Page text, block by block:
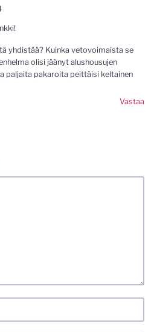
yhdistää? Kuinka vetovoimaista se
olisi jäänyt alushousujen
paljaita pakaroita peittäisi keltainen
Vastaa
saa ilman muuta